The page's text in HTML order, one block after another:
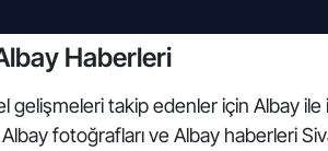
Haberleri
gelişmeleri takip edenler için Albay
fotoğrafları ve Albay haberleri